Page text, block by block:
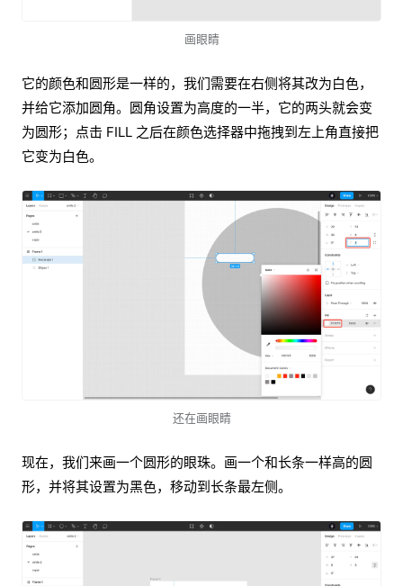
画眼睛
它的颜色和圆形是一样的，我们需要在右侧将其改为白色，
并给它添加圆角。圆角设置为高度的一半，它的两头就会变
为圆形；点击 FILL 之后在颜色选择器中拖拽到左上角直接把
它变为白色。
还在画眼睛
现在，我们来画一个圆形的眼珠。画一个和长条一样高的圆
形，并将其设置为黑色，移动到长条最左侧。